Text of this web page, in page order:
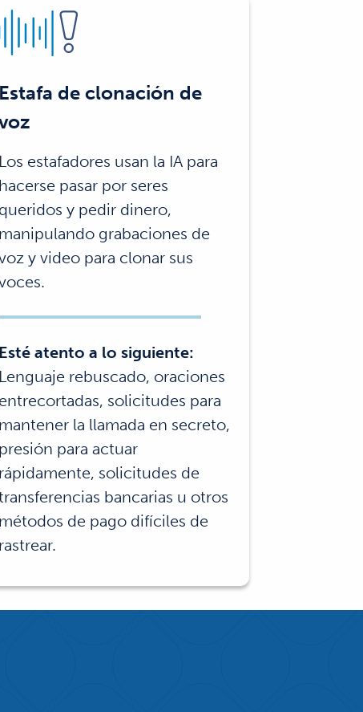
Estafa de clonación de
Los estafadores usan la IA para
hacerse pasar por seres
queridos y pedir dinero,
manipulando grabaciones de
y video para clonar sus
Esté atento a lo siguiente:
Lenguaje rebuscado, oraciones
entrecortadas, solicitudes para
mantener la llamada en secreto,
presión para actuar
rápidamente, solicitudes de
bancarias u otros
métodos de pago difíciles de
rastrear.